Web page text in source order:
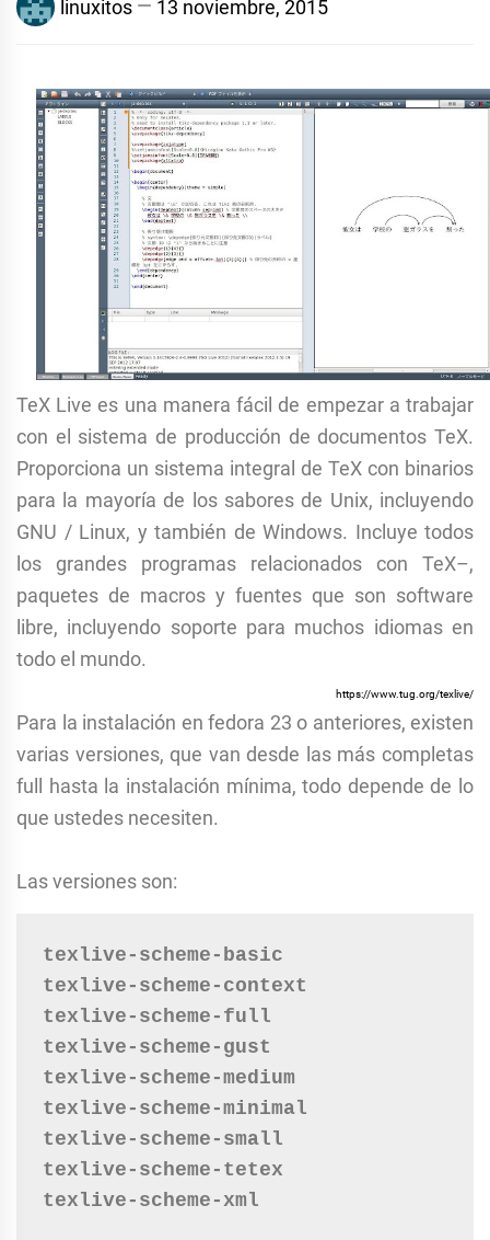
linuxitos 13 noviembre, 2015
TeX Live es una manera fácil de empezar a trabajar
con el sistema de producción de documentos TeX.
Proporciona un sistema integral de TeX con binarios
para la mayoría de los sabores de Unix, incluyendo
GNU / Linux, y también de Windows. Incluye todos
los grandes
programas relacionados con TeX–,
paquetes de macros y fuentes que son software
libre, incluyendo soporte para muchos idiomas en
todo el mundo.
https://www.tug.org/texlive/
Para la instalación en fedora 23 o anteriores, existen
varias versiones, que van desde las más completas
full hasta la instalación mínima, todo depende de lo
que ustedes necesiten.
Las versiones son:
texlive-scheme-basic
texlive-scheme-context
texlive-scheme-full
texlive-scheme-gust
texlive-scheme-medium
texlive-scheme-minimal
texlive-scheme-small
texlive-scheme-tetex
texlive-scheme-xml